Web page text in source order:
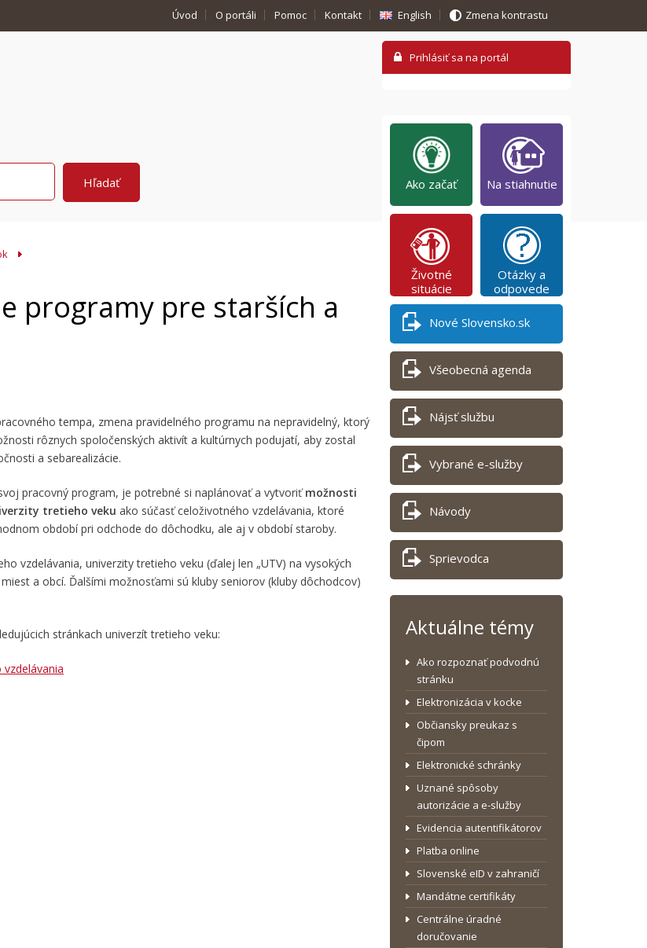
Úvod O portáli Pomoc Kontakt English Zmena kontrastu
programy pre starších a
tempa, zmena pravidelného programu na nepravidelný, ktorý
rôznych spoločenských aktivít a kultúrnych podujatí, aby zostal
a sebarealizácie.
pracovný program, je potrebné si naplánovať a vytvoriťmožnosti
tretieho veku ako súčasť celoživotného vzdelávania, ktoré
období pri odchode do dôchodku, ale aj v období staroby.
vzdelávania, univerzity tretieho veku (ďalej len „UTV) na vysokých
a obcí. Ďalšími možnosťami sú kluby seniorov (kluby dôchodcov)
stránkach univerzít tretieho veku:
Ako začať Na stiahnutie
Životné
situácie
Otázky a
odpovede
Nové Slovensko.sk
Všeobecná agenda
Nájsť službu
Vybrané e-služby
Návody
Sprievodca
Aktuálne témy
Ako rozpoznať podvodnú
stránku
Elektronizácia v kocke
Občiansky preukaz s
čipom
Elektronické schránky
Uznané spôsoby
autorizácie a e-služby
Evidencia autentifikátorov
Platba online
Slovenské eID v zahraničí
Mandátne certifikáty
Centrálne úradné
doručovanie